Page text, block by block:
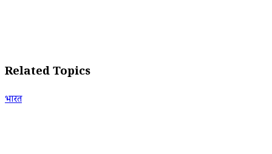
Related Topics
भारत